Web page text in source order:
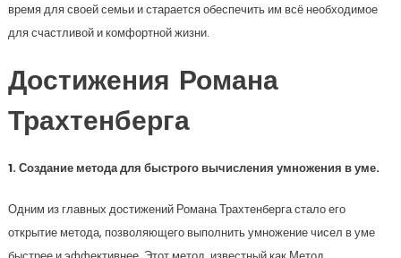
время для своей семьи и старается обеспечить им всё необходимое
для счастливой и комфортной жизни.
Достижения Романа
Трахтенберга
1. Создание метода для быстрого вычисления умножения в уме.
Одним из главных достижений Романа Трахтенберга стало его
открытие метода, позволяющего выполнить умножение чисел в уме